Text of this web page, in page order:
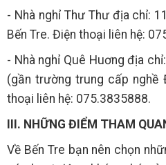
- Nhà nghỉ Thư Thư địa chỉ:
Bến Tre. Điện thoại liên hệ:
- Nhà nghỉ Quê Huơng địa
(gần trường trung cấp nghề
thoại liên hệ: 075.3835888.
III. NHỮNG ĐIỂM THAM
Về Bến Tre bạn nên chọn